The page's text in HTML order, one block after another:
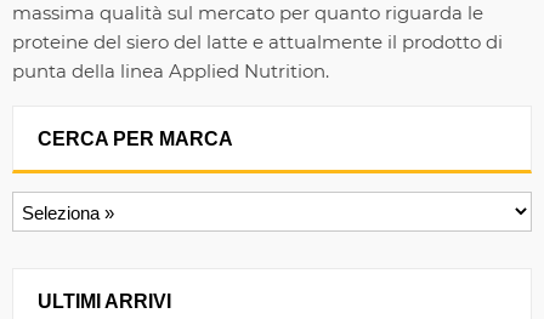
massima qualità sul mercato per quanto riguarda le
proteine del siero del latte e attualmente il prodotto di
punta della linea Applied Nutrition.
CERCA PER MARCA
ULTIMI ARRIVI